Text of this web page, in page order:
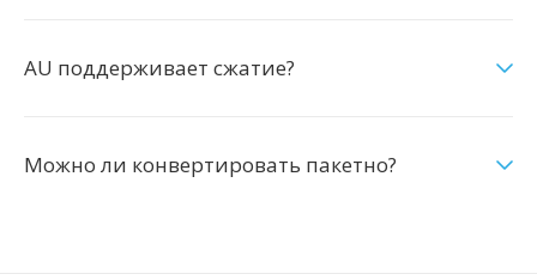
AU поддерживает сжатие?
Можно ли конвертировать пакетно?